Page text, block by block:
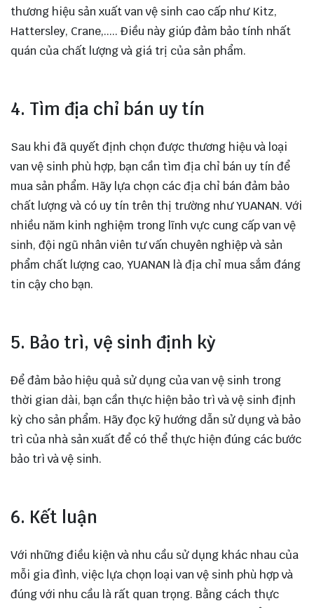
thương hiệu sản xuất van vệ sinh cao cấp như Kitz,
Hattersley, Crane,..... Điều này giúp đảm bảo tính nhất
quán của chất lượng và giá trị của sản phẩm.
4. Tìm địa chỉ bán uy tín
Sau khi đã quyết định chọn được thương hiệu và loại
van vệ sinh phù hợp, bạn cần tìm địa chỉ bán uy tín để
mua sản phẩm. Hãy lựa chọn các địa chỉ bán đảm bảo
chất lượng và có uy tín trên thị trường như YUANAN. Với
nhiều năm kinh nghiệm trong lĩnh vực cung cấp van vệ
sinh, đội ngũ nhân viên tư vấn chuyên nghiệp và sản
phẩm chất lượng cao, YUANAN là địa chỉ mua sắm đáng
tin cậy cho bạn.
5. Bảo trì, vệ sinh định kỳ
Để đảm bảo hiệu quả sử dụng của van vệ sinh trong
thời gian dài, bạn cần thực hiện bảo trì và vệ sinh định
kỳ cho sản phẩm. Hãy đọc kỹ hướng dẫn sử dụng và bảo
trì của nhà sản xuất để có thể thực hiện đúng các bước
bảo trì và vệ sinh.
6. Kết luận
Với những điều kiện và nhu cầu sử dụng khác nhau của
mỗi gia đình, việc lựa chọn loại van vệ sinh phù hợp và
đúng với nhu cầu là rất quan trọng. Bằng cách thực